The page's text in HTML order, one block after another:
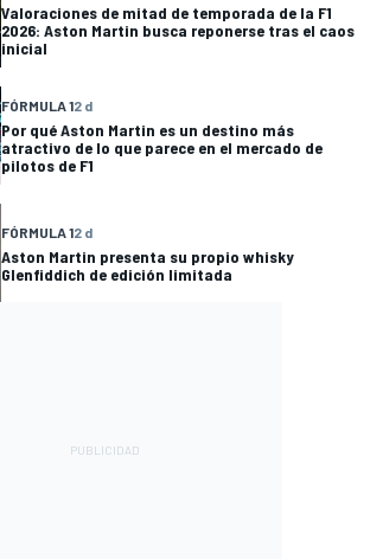
Valoraciones de mitad de temporada de la F1
2026: Aston Martin busca reponerse tras el caos
inicial
FÓRMULA 12 d
Por qué Aston Martin es un destino más
atractivo de lo que parece en el mercado de
pilotos de F1
FÓRMULA 12 d
Aston Martin presenta su propio whisky
Glenfiddich de edición limitada